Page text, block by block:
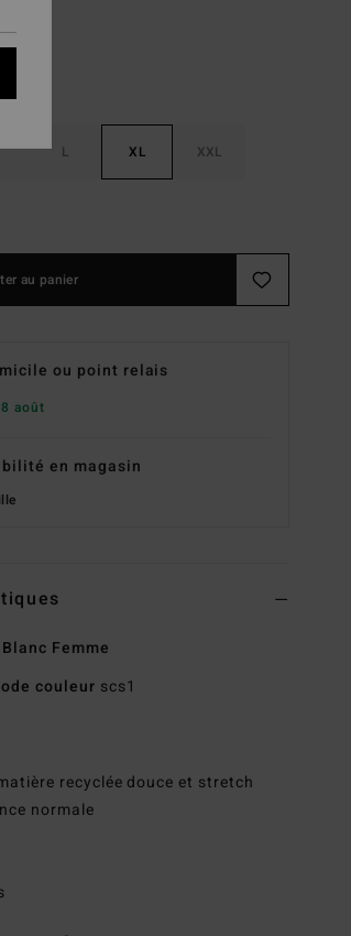
L XL XXL
au panier
ou point relais
8 août
en magasin
Femme
couleur scs1
recyclée douce et stretch
normale